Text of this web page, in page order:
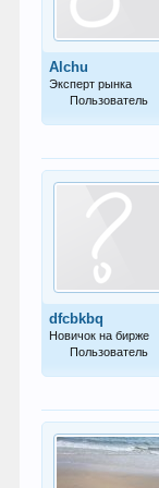
Alchu
Эксперт рынка
Пользователь
dfcbkbq
Новичок на бирже
Пользователь